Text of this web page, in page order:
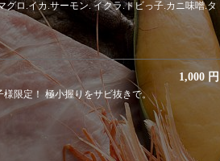
ロ.イカ.サーモン. イクラ.トビっ子.カニ味噌.タ
1,000 円
限定！ 極小握りをサビ抜きで。